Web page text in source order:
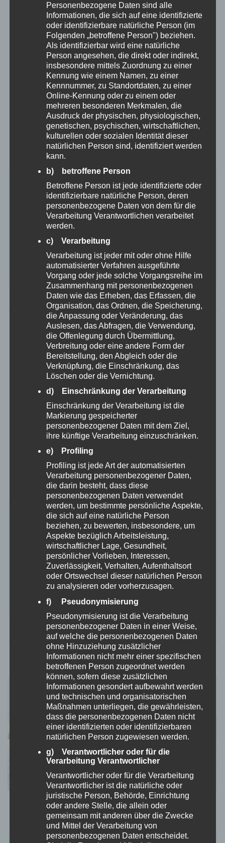
Anmas Power Hunderollstuhl
– Körpergewicht: 1,5 – 25 kg
– Material: Aluminiumlegierung
– Verfügbare Größen: S, L
– Höhe, Breite und Länge einstellbar
– Reifen aus stabilem Gummi
– Farben: Rot, Gelb
– inkl. Montagematerial
– bei Beeinträchtigungen der Hinterbeine
ICH WILL MEHR WISSEN!
derYEP Hundescooter
– Marke: derYEP
– Körpergewicht: 2 – 9 kg
– Material: Aluminium und Edelstahl
– Verfügbare Größen: XXS, XS, XS/S, S
– nahezu geräuschlos
– atmungsaktive Netzbelüftung
– verstellbares Nackenband
– schützt Brust und Gliedmaßen
ICH WILL MEHR WISSEN!
Zairmb Hunderollstuhl
– Marke: Zairmb
Personenbezogene Daten sind alle
Informationen, die sich auf eine identifizierte
oder identifizierbare natürliche Person (im
Folgenden „betroffene Person") beziehen.
Als identifizierbar wird eine natürliche
Person angesehen, die direkt oder indirekt,
insbesondere mittels Zuordnung zu einer
Kennung wie einem Namen, zu einer
Kennnummer, zu Standortdaten, zu einer
Online-Kennung oder zu einem oder
mehreren besonderen Merkmalen, die
Ausdruck der physischen, physiologischen,
genetischen, psychischen, wirtschaftlichen,
kulturellen oder sozialen Identität dieser
natürlichen Person sind, identifiziert werden
kann.
b) betroffene Person
Betroffene Person ist jede identifizierte oder
identifizierbare natürliche Person, deren
personenbezogene Daten von dem für die
Verarbeitung Verantwortlichen verarbeitet
werden.
c) Verarbeitung
Verarbeitung ist jeder mit oder ohne Hilfe
automatisierter Verfahren ausgeführte
Vorgang oder jede solche Vorgangsreihe im
Zusammenhang mit personenbezogenen
Daten wie das Erheben, das Erfassen, die
Organisation, das Ordnen, die Speicherung,
die Anpassung oder Veränderung, das
Auslesen, das Abfragen, die Verwendung,
die Offenlegung durch Übermittlung,
Verbreitung oder eine andere Form der
Bereitstellung, den Abgleich oder die
Verknüpfung, die Einschränkung, das
Löschen oder die Vernichtung.
d) Einschränkung der Verarbeitung
Einschränkung der Verarbeitung ist die
Markierung gespeicherter
personenbezogener Daten mit dem Ziel,
ihre künftige Verarbeitung einzuschränken.
e) Profiling
Profiling ist jede Art der automatisierten
Verarbeitung personenbezogener Daten,
die darin besteht, dass diese
personenbezogenen Daten verwendet
werden, um bestimmte persönliche Aspekte,
die sich auf eine natürliche Person
beziehen, zu bewerten, insbesondere, um
Aspekte bezüglich Arbeitsleistung,
wirtschaftlicher Lage, Gesundheit,
persönlicher Vorlieben, Interessen,
Zuverlässigkeit, Verhalten, Aufenthaltsort
oder Ortswechsel dieser natürlichen Person
zu analysieren oder vorherzusagen.
f) Pseudonymisierung
Pseudonymisierung ist die Verarbeitung
personenbezogener Daten in einer Weise,
auf welche die personenbezogenen Daten
ohne Hinzuziehung zusätzlicher
Informationen nicht mehr einer spezifischen
betroffenen Person zugeordnet werden
können, sofern diese zusätzlichen
Informationen gesondert aufbewahrt werden
und technischen und organisatorischen
Maßnahmen unterliegen, die gewährleisten,
dass die personenbezogenen Daten nicht
einer identifizierten oder identifizierbaren
natürlichen Person zugewiesen werden.
g) Verantwortlicher oder für die
Verarbeitung Verantwortlicher
Verantwortlicher oder für die Verarbeitung
Verantwortlicher ist die natürliche oder
juristische Person, Behörde, Einrichtung
oder andere Stelle, die allein oder
gemeinsam mit anderen über die Zwecke
und Mittel der Verarbeitung von
personenbezogenen Daten entscheidet.